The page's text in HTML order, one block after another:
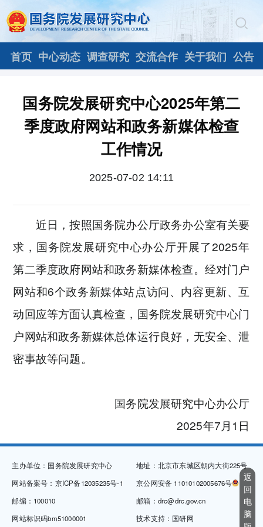
首页 中心动态 调查研究 交流合作 关于我们 公告
国务院发展研究中心2025年第二
季度政府网站和政务新媒体检查
工作情况
2025-07-02 14:11
近日，按照国务院办公厅政务办公室有关要
求，国务院发展研究中心办公厅开展了2025年
第二季度政府网站和政务新媒体检查。经对门户
网站和6个政务新媒体站点访问、内容更新、互
动回应等方面认真检查，国务院发展研究中心门
户网站和政务新媒体总体运行良好，无安全、泄
密事故等问题。
国务院发展研究中心办公厅
2025年7月1日
主办单位：国务院发展研究中心
网站备案号：京ICP备12035235号-1
邮编：100010
网站标识码bm51000001
地址：北京市东城区朝内大街225号
京公网安备 11010102005676号
邮箱：drc@drc.gov.cn
技术支持：国研网
返
回
电
脑